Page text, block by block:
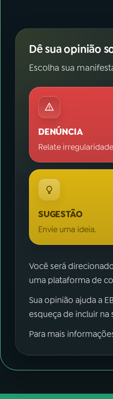
Dê sua opinião
Escolha sua
DENÚNCIA
Relate
SUGESTÃO
Envie uma ideia.
Você será
uma plataforma de
Sua opinião ajuda a
esqueça de incluir
Para mais